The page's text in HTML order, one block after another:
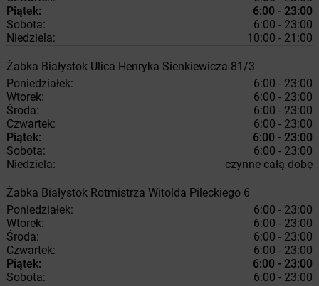
Piątek:
6:00 - 23:00
Sobota:
6:00 - 23:00
Niedziela:
10:00 - 21:00
Żabka Białystok Ulica Henryka Sienkiewicza 81/3
Poniedziałek:
6:00 - 23:00
Wtorek:
6:00 - 23:00
Środa:
6:00 - 23:00
Czwartek:
6:00 - 23:00
Piątek:
6:00 - 23:00
Sobota:
6:00 - 23:00
Niedziela:
czynne całą dobę
Żabka Białystok Rotmistrza Witolda Pileckiego 6
Poniedziałek:
6:00 - 23:00
Wtorek:
6:00 - 23:00
Środa:
6:00 - 23:00
Czwartek:
6:00 - 23:00
Piątek:
6:00 - 23:00
Sobota:
6:00 - 23:00